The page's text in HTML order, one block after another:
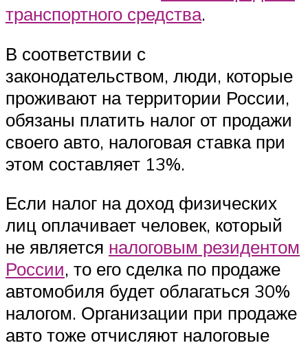
транспортного средства.
В соответствии с
законодательством, люди, которые
проживают на территории России,
обязаны платить налог от продажи
своего авто, налоговая ставка при
этом составляет 13%.
Если налог на доход физических
лиц оплачивает человек, который
не является налоговым резидентом
России, то его сделка по продаже
автомобиля будет облагаться 30%
налогом. Организации при продаже
авто тоже отчисляют налоговые